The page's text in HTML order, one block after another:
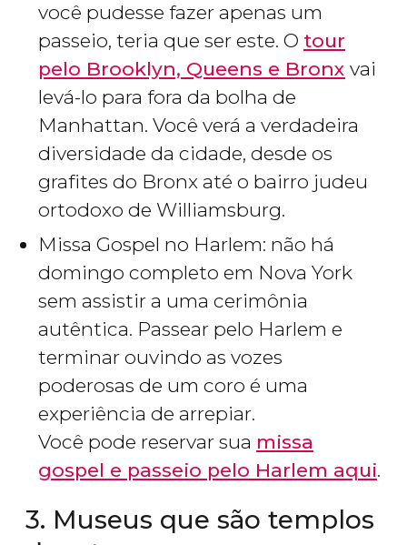
você pudesse fazer apenas um
passeio, teria que ser este. O tour
pelo Brooklyn, Queens e Bronx vai
levá-lo para fora da bolha de
Manhattan. Você verá a verdadeira
diversidade da cidade, desde os
grafites do Bronx até o bairro judeu
ortodoxo de Williamsburg.
Missa Gospel no Harlem: não há
domingo completo em Nova York
sem assistir a uma cerimônia
autêntica. Passear pelo Harlem e
terminar ouvindo as vozes
poderosas de um coro é uma
experiência de arrepiar.
Você pode reservar sua missa
gospel e passeio pelo Harlem aqui.
3. Museus que são templos